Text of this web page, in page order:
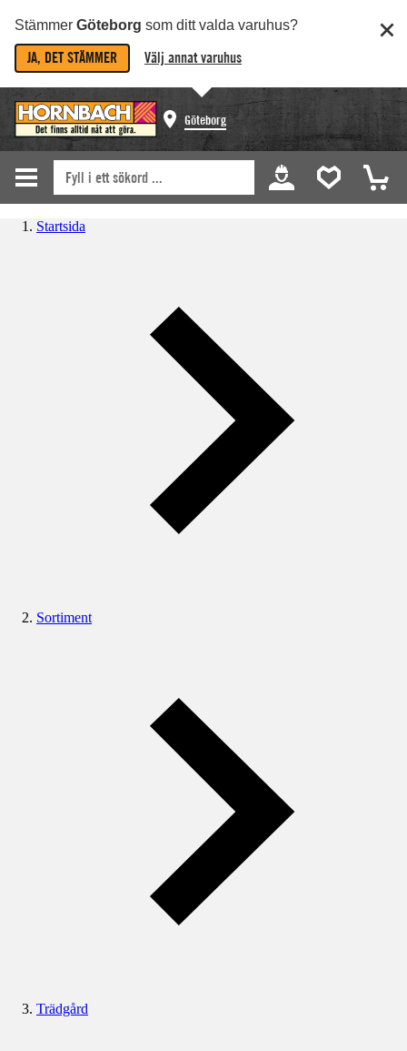
Stämmer Göteborg som ditt valda varuhus?
JA, DET STÄMMER Välj annat varuhus
Göteborg
Startsida
Sortiment
Trädgård